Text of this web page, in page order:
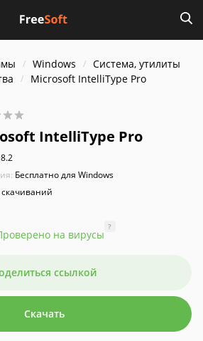
Windows
Система, утилиты
Microsoft IntelliType Pro
IntelliType Pro
8.2
Бесплатно для Windows
на вирусы
?
ссылкой
Скачать